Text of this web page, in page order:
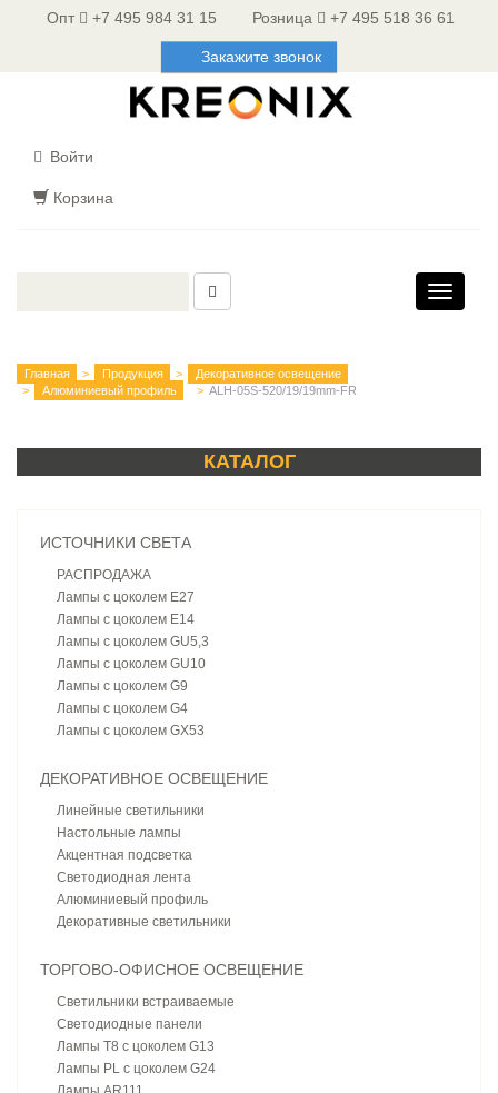
Опт +7 495 984 31 15 Розница +7 495 518 36 61
Закажите звонок
Войти
Корзина
Toggle
Главная Продукция
Декоративное освещение
Алюминиевый профиль
ALH-05S-520/19/19mm-FR
КАТАЛОГ
ИСТОЧНИКИ СВЕТА
РАСПРОДАЖА
Лампы с цоколем E27
Лампы с цоколем E14
Лампы с цоколем GU5,3
Лампы с цоколем GU10
Лампы с цоколем G9
Лампы с цоколем G4
Лампы с цоколем GX53
ДЕКОРАТИВНОЕ ОСВЕЩЕНИЕ
Линейные светильники
Настольные лампы
Акцентная подсветка
Светодиодная лента
Алюминиевый профиль
Декоративные светильники
ТОРГОВО-ОФИСНОЕ ОСВЕЩЕНИЕ
Светильники встраиваемые
Светодиодные панели
Лампы T8 с цоколем G13
Лампы PL с цоколем G24